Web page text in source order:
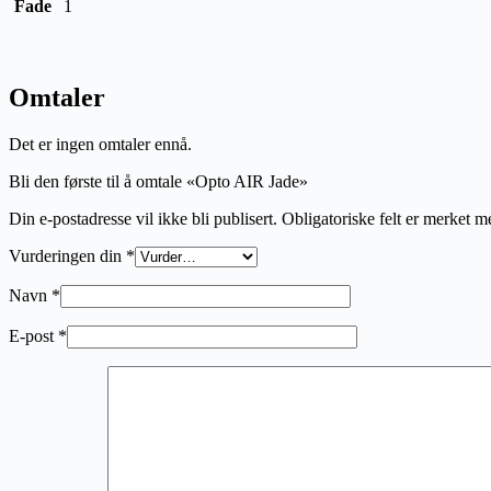
Fade 1
Omtaler
Det er ingen omtaler ennå.
Bli den første til å omtale «Opto AIR Jade»
Din e-postadresse vil ikke bli publisert. Obligatoriske felt er merket
Vurderingen din *
Navn *
E-post *